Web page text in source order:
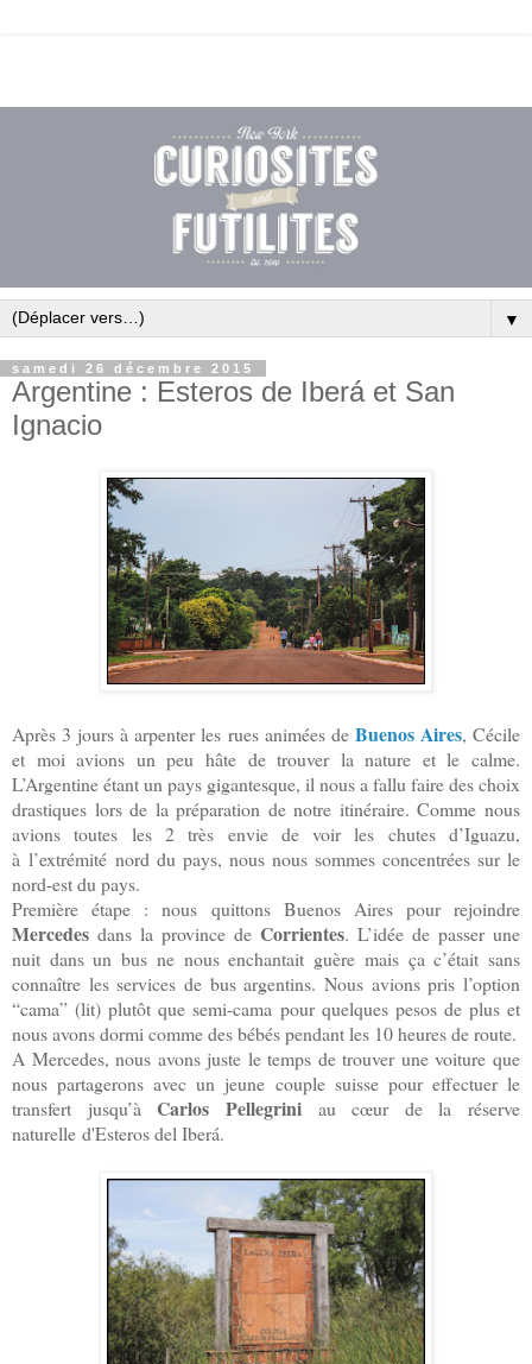
▼
samedi 26 décembre 2015
Argentine : Esteros de Iberá et San
Ignacio
Après 3 jours à arpenter les rues animées de Buenos Aires, Cécile
et moi avions un peu hâte de trouver la nature et le calme.
L’Argentine étant un pays gigantesque, il nous a fallu faire des choix
drastiques lors de la préparation de notre itinéraire. Comme nous
avions toutes les 2 très envie de voir les chutes d’Iguazu,
à l’extrémité nord du pays, nous nous sommes concentrées sur le
nord-est du pays.
Première étape : nous quittons Buenos Aires pour rejoindre
Mercedes dans la province de Corrientes. L’idée de passer une
nuit dans un bus ne nous enchantait guère mais ça c’était sans
connaître les services de bus argentins. Nous avions pris l’option
“cama” (lit) plutôt que semi-cama pour quelques pesos de plus et
nous avons dormi comme des bébés pendant les 10 heures de route.
A Mercedes, nous avons juste le temps de trouver une voiture que
nous partagerons avec un jeune couple suisse pour effectuer le
transfert jusqu’àCarlos Pellegriniau cœur de la réserve
naturelle d'Esteros del Iberá.